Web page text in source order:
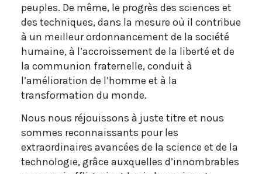
peuples. De même, le progrès des sciences et
des techniques, dans la mesure où il contribue
à un meilleur ordonnancement de la société
humaine, à l’accroissement de la liberté et de
la communion fraternelle, conduit à
l’amélioration de l’homme et à la
transformation du monde.
Nous nous réjouissons à juste titre et nous
sommes reconnaissants pour les
extraordinaires avancées de la science et de la
technologie, grâce auxquelles d’innombrables